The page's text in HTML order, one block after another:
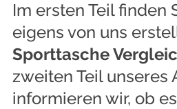
Im ersten Teil finden
eigens von uns
Sporttasche
zweiten Teil unseres
informieren wir, ob